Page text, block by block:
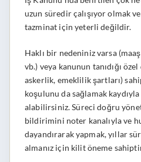
uzun süredir çalışıyor olmak
tazminat için yeterli değildir.
Haklı bir nedeniniz varsa
vb.) veya kanunun tanıdığı
askerlik, emeklilik şartları)
koşulunu da sağlamak kaydıyla
alabilirsiniz. Süreci doğru
bildirimini noter kanalıyla ve
dayandırarak yapmak, yıllar
almanız için kilit öneme